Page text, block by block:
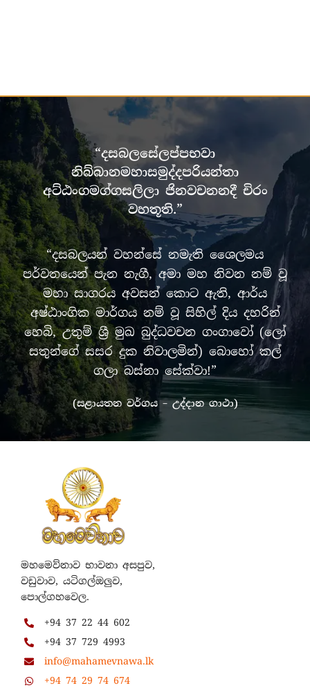
“දසබලසේලප්පභවා
නිබ්බානමහාසමුද්දපරියන්තා
අට්ඨංගමග්ගසලිලා ජිනවචනනදී චිරං
වහතූති.”
“දසබලයන් වහන්සේ නමැති ශෛලමය
පර්වතයෙන් පැන නැගී, අමා මහ නිවන නම් වූ
මහා සාගරය අවසන් කොට ඇති, ආර්ය
අෂ්ඨාංගික මාර්ගය නම් වූ සිහිල් දිය දහරින්
හෙබි, උතුම් ශ්‍රී මුඛ බුද්ධවචන ගංගාවෝ (ලෝ
සතුන්ගේ සසර දුක නිවාලමින්) බොහෝ කල්
ගලා බස්නා සේක්වා!”
(සළායතන වර්ගය – උද්දාන ගාථා)
මහමෙව්නාව භාවනා අසපුව,
වඩුවාව, යටිගල්ඔලුව,
පොල්ගහවෙල.
+94 37 22 44 602
+94 37 729 4993
info@mahamevnawa.lk
+94 74 29 74 674